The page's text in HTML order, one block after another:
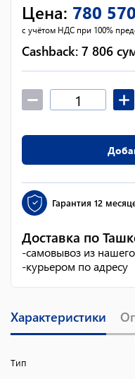
Цена: 780 570
с учётом НДС при 100%
Cashback: 7 806
Гарантия 12
Доставка по
-самовывоз из
-курьером по адресу
Характеристики
Тип